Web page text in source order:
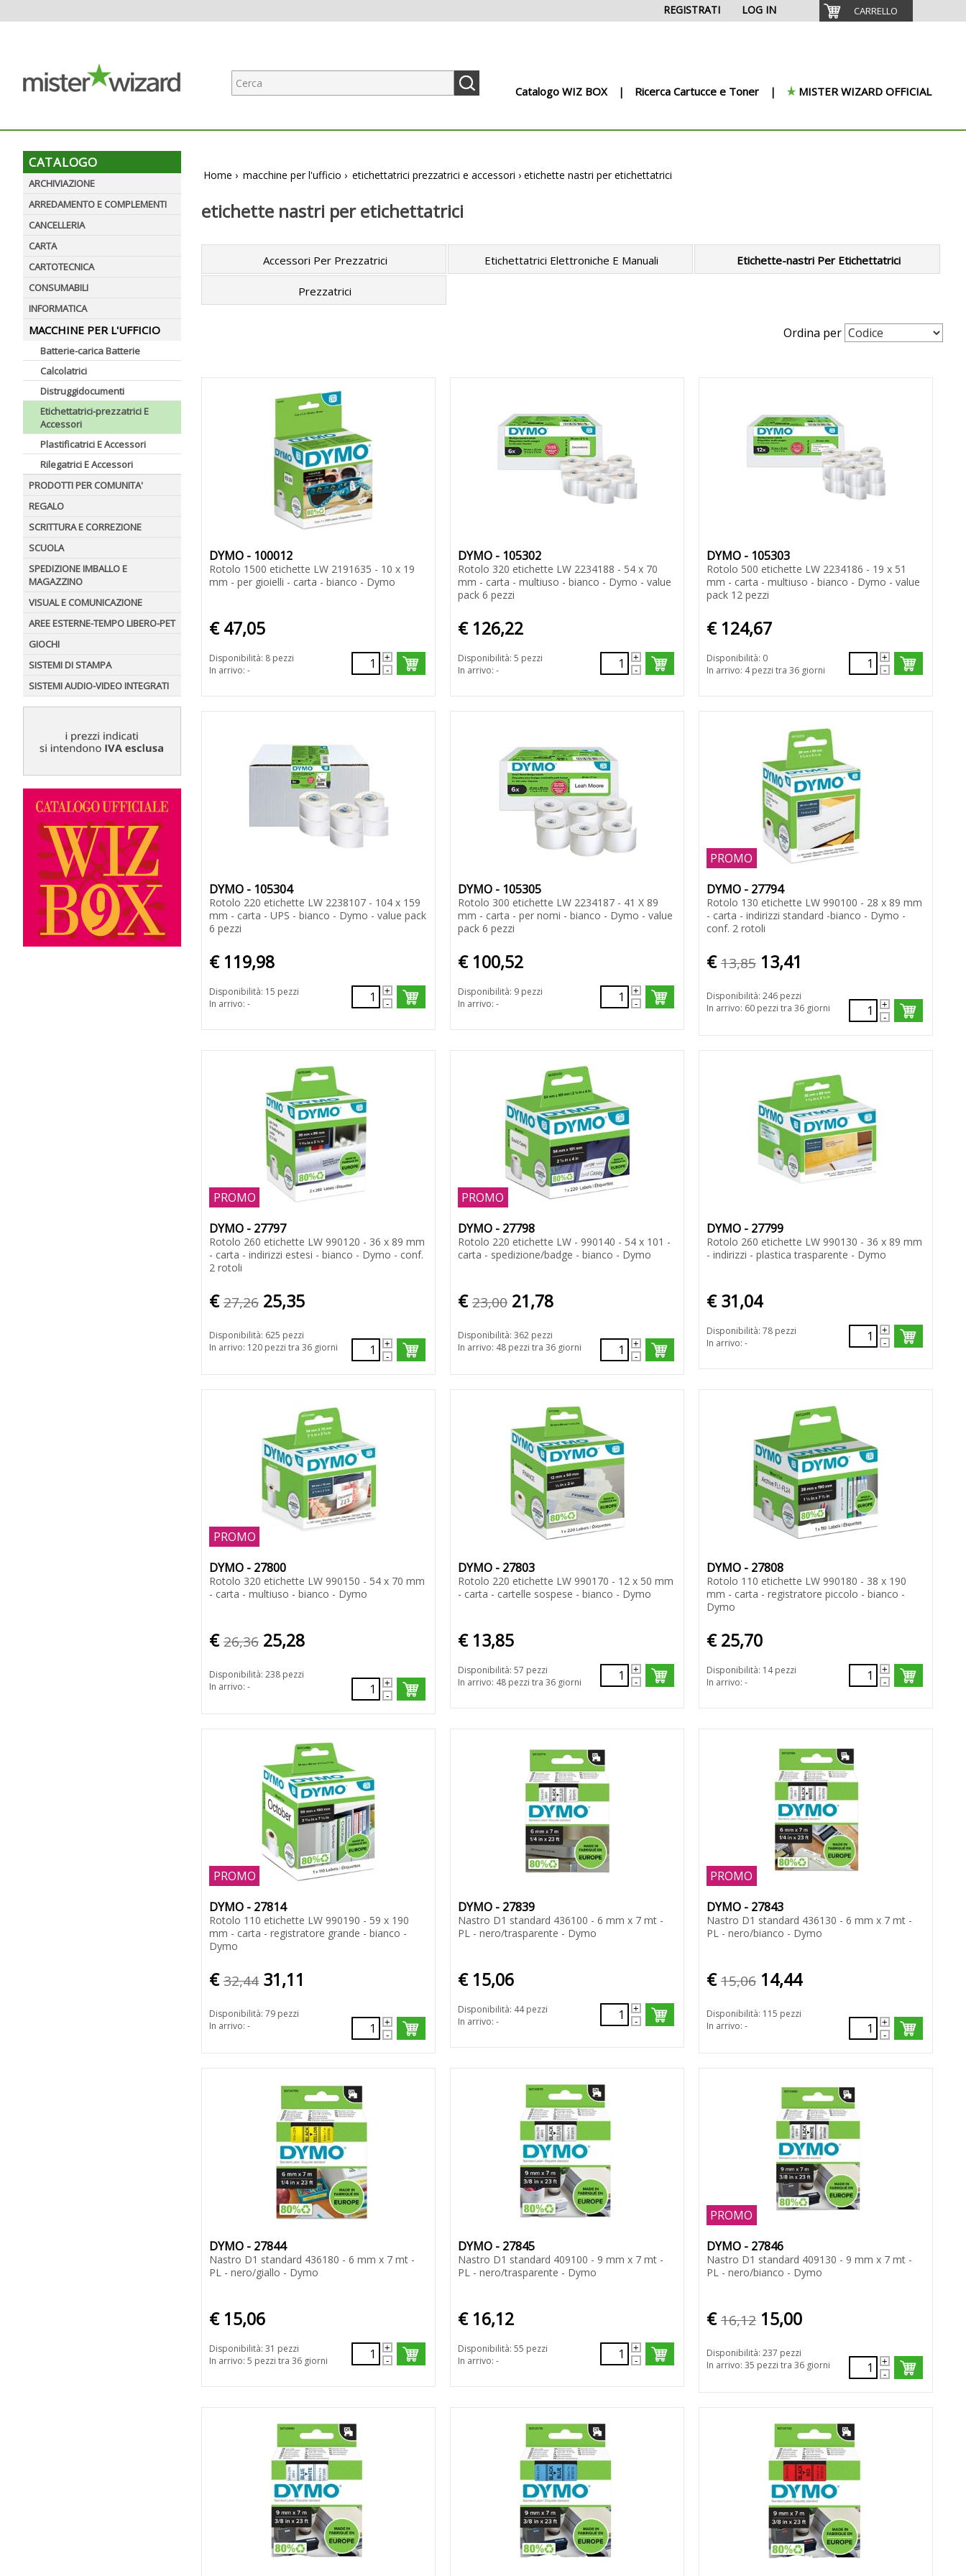
CARRELLO
LOG IN
REGISTRATI
Catalogo WIZ BOX Ricerca Cartucce e Toner MISTER WIZARD OFFICIAL
CATALOGO
ARCHIVIAZIONE
ARREDAMENTO E COMPLEMENTI
CANCELLERIA
CARTA
CARTOTECNICA
CONSUMABILI
INFORMATICA
MACCHINE PER L'UFFICIO
Batterie-carica Batterie
Calcolatrici
Distruggidocumenti
Etichettatrici-prezzatrici E
Accessori
Plastificatrici E Accessori
Rilegatrici E Accessori
PRODOTTI PER COMUNITA'
REGALO
SCRITTURA E CORREZIONE
SCUOLA
SPEDIZIONE IMBALLO E
MAGAZZINO
VISUAL E COMUNICAZIONE
AREE ESTERNE-TEMPO LIBERO-PET
GIOCHI
SISTEMI DI STAMPA
SISTEMI AUDIO-VIDEO INTEGRATI
Home › macchine per l'ufficio › etichettatrici prezzatrici e accessori › etichette nastri per etichettatrici
etichette nastri per etichettatrici
Accessori Per Prezzatrici Etichettatrici Elettroniche E Manuali Etichette-nastri Per Etichettatrici
Prezzatrici
Ordina per
DYMO - 100012
Rotolo 1500 etichette LW 2191635 - 10 x 19
mm - per gioielli - carta - bianco - Dymo
€ 47,05
Disponibilità: 8 pezzi
In arrivo: -
DYMO - 105302
Rotolo 320 etichette LW 2234188 - 54 x 70
mm - carta - multiuso - bianco - Dymo - value
pack 6 pezzi
€ 126,22
Disponibilità: 5 pezzi
In arrivo: -
DYMO - 105303
Rotolo 500 etichette LW 2234186 - 19 x 51
mm - carta - multiuso - bianco - Dymo - value
pack 12 pezzi
€ 124,67
Disponibilità: 0
In arrivo: 4 pezzi tra 36 giorni
DYMO - 105304
Rotolo 220 etichette LW 2238107 - 104 x 159
mm - carta - UPS - bianco - Dymo - value pack
6 pezzi
€ 119,98
Disponibilità: 15 pezzi
In arrivo: -
DYMO - 105305
Rotolo 300 etichette LW 2234187 - 41 X 89
mm - carta - per nomi - bianco - Dymo - value
pack 6 pezzi
€ 100,52
Disponibilità: 9 pezzi
In arrivo: -
DYMO - 27794
Rotolo 130 etichette LW 990100 - 28 x 89 mm
- carta - indirizzi standard -bianco - Dymo -
conf. 2 rotoli
€13,8513,41
PROMO
Disponibilità: 246 pezzi
In arrivo: 60 pezzi tra 36 giorni
DYMO - 27797
Rotolo 260 etichette LW 990120 - 36 x 89 mm
- carta - indirizzi estesi - bianco - Dymo - conf.
2 rotoli
€27,26 25,35
PROMO
Disponibilità: 625 pezzi
In arrivo: 120 pezzi tra 36 giorni
DYMO - 27798
Rotolo 220 etichette LW - 990140 - 54 x 101 -
carta - spedizione/badge - bianco - Dymo
€23,0021,78
PROMO
Disponibilità: 362 pezzi
In arrivo: 48 pezzi tra 36 giorni
DYMO - 27799
Rotolo 260 etichette LW 990130 - 36 x 89 mm
- indirizzi - plastica trasparente - Dymo
€ 31,04
Disponibilità: 78 pezzi
In arrivo: -
DYMO - 27800
Rotolo 320 etichette LW 990150 - 54 x 70 mm
- carta - multiuso - bianco - Dymo
€26,36 25,28
PROMO
Disponibilità: 238 pezzi
In arrivo: -
DYMO - 27803
Rotolo 220 etichette LW 990170 - 12 x 50 mm
- carta - cartelle sospese - bianco - Dymo
€ 13,85
Disponibilità: 57 pezzi
In arrivo: 48 pezzi tra 36 giorni
DYMO - 27808
Rotolo 110 etichette LW 990180 - 38 x 190
mm - carta - registratore piccolo - bianco -
Dymo
€ 25,70
Disponibilità: 14 pezzi
In arrivo: -
DYMO - 27814
Rotolo 110 etichette LW 990190 - 59 x 190
mm - carta - registratore grande - bianco -
Dymo
€32,44 31,11
PROMO
Disponibilità: 79 pezzi
In arrivo: -
DYMO - 27839
Nastro D1 standard 436100 - 6 mm x 7 mt -
PL - nero/trasparente - Dymo
€ 15,06
Disponibilità: 44 pezzi
In arrivo: -
DYMO - 27843
Nastro D1 standard 436130 - 6 mm x 7 mt -
PL - nero/bianco - Dymo
€15,0614,44
PROMO
Disponibilità: 115 pezzi
In arrivo: -
DYMO - 27844
Nastro D1 standard 436180 - 6 mm x 7 mt -
PL - nero/giallo - Dymo
€ 15,06
Disponibilità: 31 pezzi
In arrivo: 5 pezzi tra 36 giorni
DYMO - 27845
Nastro D1 standard 409100 - 9 mm x 7 mt -
PL - nero/trasparente - Dymo
€ 16,12
Disponibilità: 55 pezzi
In arrivo: -
DYMO - 27846
Nastro D1 standard 409130 - 9 mm x 7 mt -
PL - nero/bianco - Dymo
€16,1215,00
PROMO
Disponibilità: 237 pezzi
In arrivo: 35 pezzi tra 36 giorni